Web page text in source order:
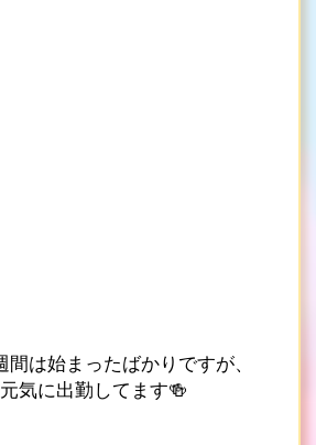
間は始まったばかりですが、
気に出勤してます🍻